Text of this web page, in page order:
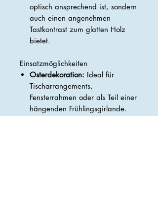
optisch ansprechend ist, sondern
auch einen angenehmen
Tastkontrast zum glatten Holz
bietet.
Einsatzmöglichkeiten
Osterdekoration: Ideal für
Tischarrangements,
Fensterrahmen oder als Teil einer
hängenden Frühlingsgirlande.